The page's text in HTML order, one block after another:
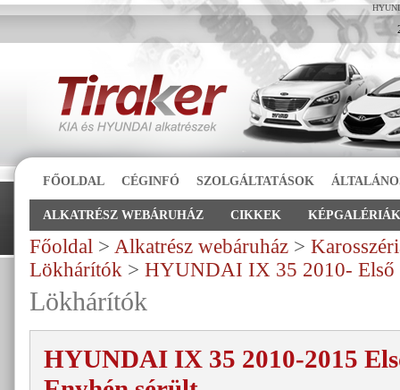
FŐOLDAL CÉGINFÓ SZOLGÁLTATÁSOK
ALKATRÉSZ WEBÁRUHÁZ CIKKEK KÉPGALÉRIÁK
Főoldal > Alkatrész webáruház >
Lökhárítók > HYUNDAI IX 35 2010- Első
Lökhárítók
HYUNDAI IX 35 2010-2015